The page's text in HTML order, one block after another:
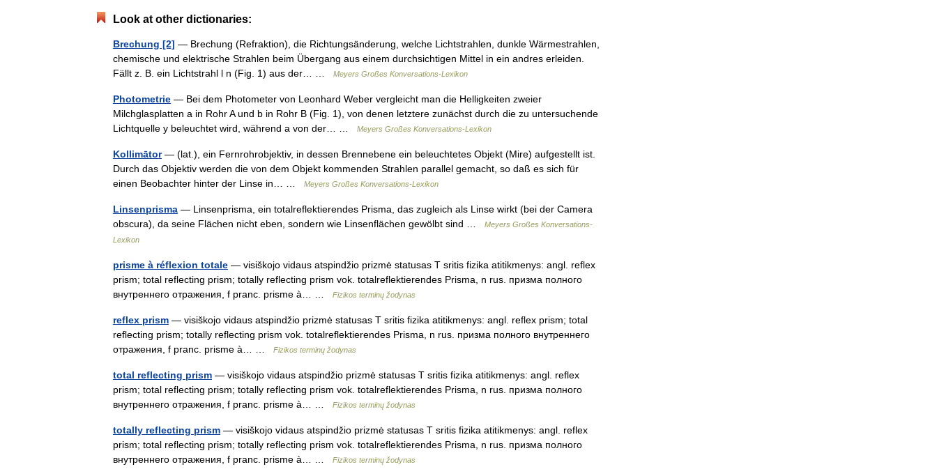
Look at other dictionaries:
Brechung [2] — Brechung (Refraktion), die Richtungsänderung, welche Lichtstrahlen, dunkle Wärmestrahlen,
chemische und elektrische Strahlen beim Übergang aus einem durchsichtigen Mittel in ein andres erleiden.
Fällt z. B. ein Lichtstrahl l n (Fig. 1) aus der… …
Meyers Großes Konversations-Lexikon
Photometrie — Bei dem Photometer von Leonhard Weber vergleicht man die Helligkeiten zweier
Milchglasplatten a in Rohr A und b in Rohr B (Fig. 1), von denen letztere zunächst durch die zu untersuchende
Lichtquelle y beleuchtet wird, während a von der… …
Meyers Großes Konversations-Lexikon
Kollimātor— (lat.), ein Fernrohrobjektiv, in dessen Brennebene ein beleuchtetes Objekt (Mire) aufgestellt ist.
Durch das Objektiv werden die von dem Objekt kommenden Strahlen parallel gemacht, so daß es sich für
einen Beobachter hinter der Linse in… …
Meyers Großes Konversations-Lexikon
Linsenprisma — Linsenprisma, ein totalreflektierendes Prisma, das zugleich als Linse wirkt (bei der Camera
obscura), da seine Flächen nicht eben, sondern wie Linsenflächen gewölbt sind …
Meyers Großes Konversations-
Lexikon
prisme à réflexion totale — visiškojo vidaus atspindžio prizmė statusas T sritis fizika atitikmenys: angl. reflex
prism; total reflecting prism; totally reflecting prism vok. totalreflektierendes Prisma, n rus. призма полного
внутреннего отражения, f pranc. prisme à… …
Fizikos terminų žodynas
reflex prism — visiškojo vidaus atspindžio prizmė statusas T sritis fizika atitikmenys: angl. reflex prism; total
reflecting prism; totally reflecting prism vok. totalreflektierendes Prisma, n rus. призма полного внутреннего
отражения, f pranc. prisme à… …
Fizikos terminų žodynas
total reflecting prism — visiškojo vidaus atspindžio prizmė statusas T sritis fizika atitikmenys: angl. reflex
prism; total reflecting prism; totally reflecting prism vok. totalreflektierendes Prisma, n rus. призма полного
внутреннего отражения, f pranc. prisme à… …
Fizikos terminų žodynas
totally reflecting prism — visiškojo vidaus atspindžio prizmė statusas T sritis fizika atitikmenys: angl. reflex
prism; total reflecting prism; totally reflecting prism vok. totalreflektierendes Prisma, n rus. призма полного
внутреннего отражения, f pranc. prisme à… …
Fizikos terminų žodynas